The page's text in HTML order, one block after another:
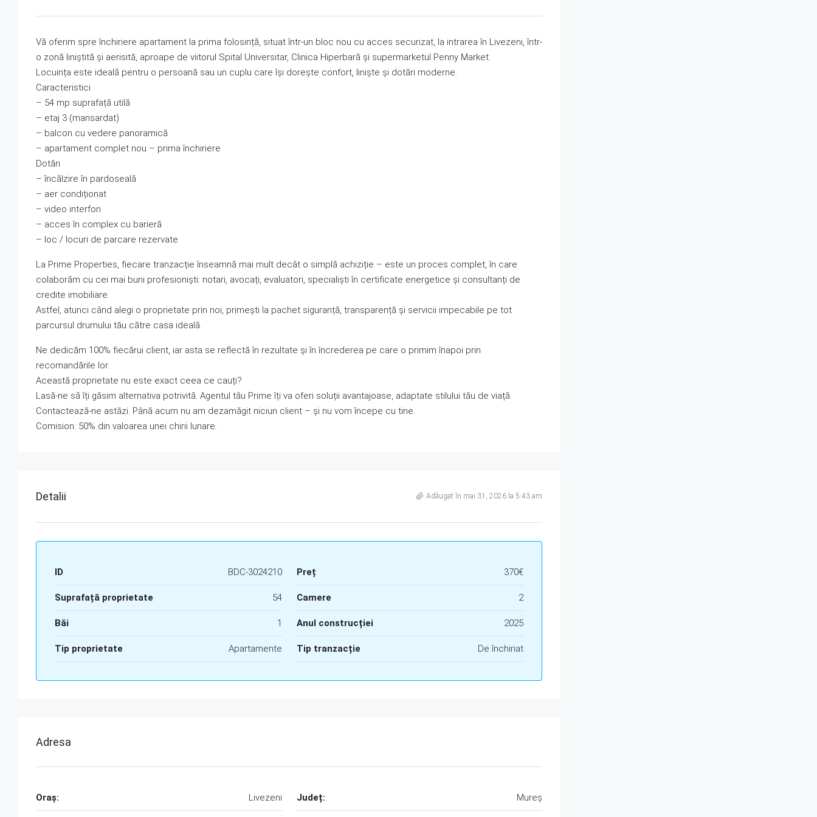
Vă oferim spre închiriere apartament la prima folosință, situat într-un bloc nou cu acces securizat, la intrarea în Livezeni, într-
o zonă liniștită și aerisită, aproape de viitorul Spital Universitar, Clinica Hiperbară și supermarketul Penny Market.
Locuința este ideală pentru o persoană sau un cuplu care își dorește confort, liniște și dotări moderne.
Caracteristici
– 54 mp suprafață utilă
– etaj 3 (mansardat)
– balcon cu vedere panoramică
– apartament complet nou – prima închiriere
Dotări
– încălzire în pardoseală
– aer condiționat
– video interfon
– acces în complex cu barieră
– loc / locuri de parcare rezervate
La Prime Properties, fiecare tranzacție înseamnă mai mult decât o simplă achiziție – este un proces complet, în care
colaborăm cu cei mai buni profesioniști: notari, avocați, evaluatori, specialiști în certificate energetice și consultanți de
credite imobiliare.
Astfel, atunci când alegi o proprietate prin noi, primești la pachet siguranță, transparență și servicii impecabile pe tot
parcursul drumului tău către casa ideală.
Ne dedicăm 100% fiecărui client, iar asta se reflectă în rezultate și în încrederea pe care o primim înapoi prin
recomandările lor.
Această proprietate nu este exact ceea ce cauți?
Lasă-ne să îți găsim alternativa potrivită. Agentul tău Prime îți va oferi soluții avantajoase, adaptate stilului tău de viață.
Contactează-ne astăzi. Până acum nu am dezamăgit niciun client – și nu vom începe cu tine.
Comision: 50% din valoarea unei chirii lunare.
Detalii Adăugat în mai 31, 2026 la 5:43 am
ID BDC-3024210 Preț 370€
Suprafață proprietate 54 Camere 2
Băi 1 Anul construcției 2025
Tip proprietate Apartamente Tip tranzacție De închiriat
Adresa
Oraş: Livezeni Județ: Mureș